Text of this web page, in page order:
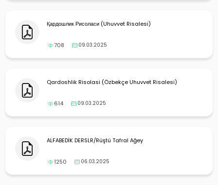
Қардошлик Рисоласи (Uhuvvet Risalesi)
708 09.03.2025
Qardoshlik Risolasi (Özbekçe Uhuvvet Risalesi)
614 09.03.2025
ALFABEDİK DERSLR/Rüştü Tafral Ağey
1250 06.03.2025